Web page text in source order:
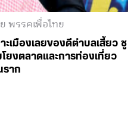
พรรคเพื่อไทย
ะเมืองเลยของดีตำบลเสี้ยว ชู
งตลาดและการท่องเที่ยว
ราก